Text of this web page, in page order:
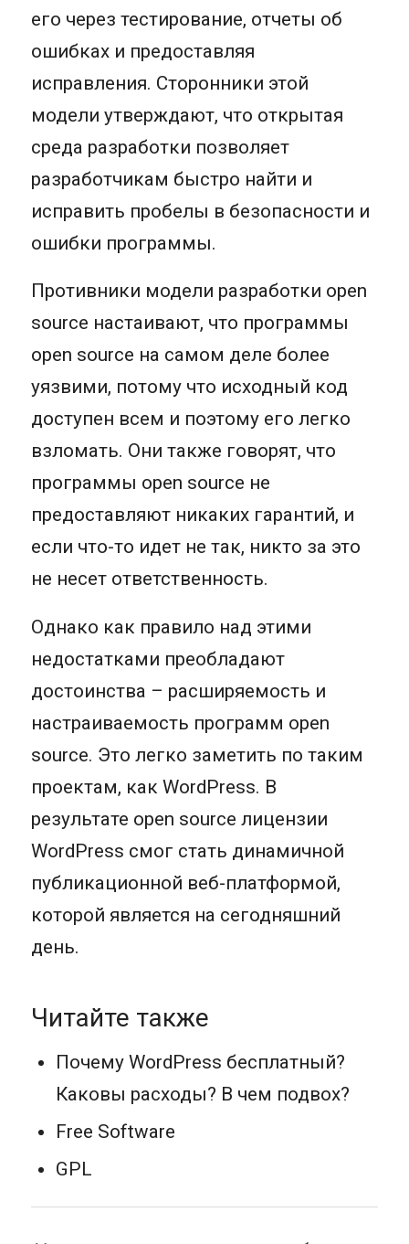
его через тестирование, отчеты об
ошибках и предоставляя
исправления. Сторонники этой
модели утверждают, что открытая
среда разработки позволяет
разработчикам быстро найти и
исправить пробелы в безопасности и
ошибки программы.
Противники модели разработки open
source настаивают, что программы
open source на самом деле более
уязвими, потому что исходный код
доступен всем и поэтому его легко
взломать. Они также говорят, что
программы open source не
предоставляют никаких гарантий, и
если что-то идет не так, никто за это
не несет ответственность.
Однако как правило над этими
недостатками преобладают
достоинства – расширяемость и
настраиваемость программ open
source. Это легко заметить по таким
проектам, как WordPress. В
результате open source лицензии
WordPress смог стать динамичной
публикационной веб-платформой,
которой является на сегодняшний
день.
Читайте также
Почему WordPress бесплатный?
Каковы расходы? В чем подвох?
Free Software
GPL